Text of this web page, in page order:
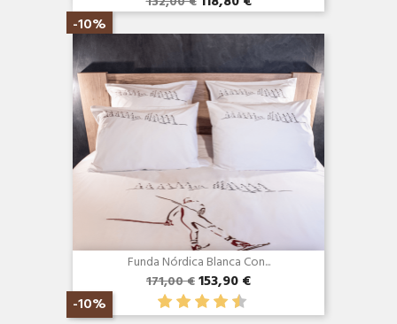
-10%
Vista rápida
Funda Nórdica Blanca Con...
171,00 €
-10%
153,90 €
Vista rápida